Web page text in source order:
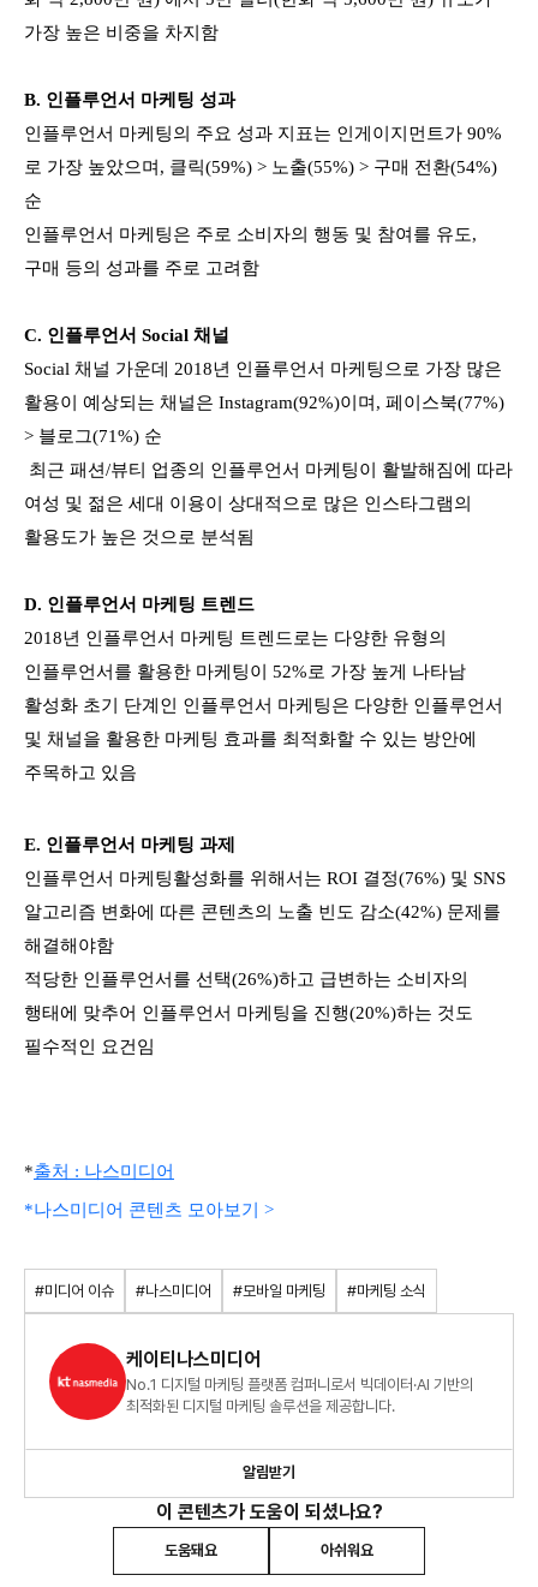
가장 높은 비중을 차지함
B. 인플루언서 마케팅 성과
인플루언서 마케팅의 주요 성과 지표는 인게이지먼트가 90%
로 가장 높았으며, 클릭(59%) > 노출(55%) > 구매 전환(54%)
순
인플루언서 마케팅은 주로 소비자의 행동 및 참여를 유도,
구매 등의 성과를 주로 고려함
C. 인플루언서 Social 채널
Social 채널 가운데 2018년 인플루언서 마케팅으로 가장 많은
활용이 예상되는 채널은 Instagram(92%)이며, 페이스북(77%)
> 블로그(71%) 순
최근 패션/뷰티 업종의 인플루언서 마케팅이 활발해짐에 따라
여성 및 젊은 세대 이용이 상대적으로 많은 인스타그램의
활용도가 높은 것으로 분석됨
D. 인플루언서 마케팅 트렌드
2018년 인플루언서 마케팅 트렌드로는 다양한 유형의
인플루언서를 활용한 마케팅이 52%로 가장 높게 나타남
활성화 초기 단계인 인플루언서 마케팅은 다양한 인플루언서
및 채널을 활용한 마케팅 효과를 최적화할 수 있는 방안에
주목하고 있음
E. 인플루언서 마케팅 과제
인플루언서 마케팅활성화를 위해서는 ROI 결정(76%) 및 SNS
알고리즘 변화에 따른 콘텐츠의 노출 빈도 감소(42%) 문제를
해결해야함
적당한 인플루언서를 선택(26%)하고 급변하는 소비자의
행태에 맞추어 인플루언서 마케팅을 진행(20%)하는 것도
필수적인 요건임
*출처 : 나스미디어
*나스미디어 콘텐츠 모아보기 >
#미디어 이슈 #나스미디어 #모바일 마케팅 #마케팅 소식
케이티나스미디어
No.1 디지털 마케팅 플랫폼 컴퍼니로서 빅데이터·AI 기반의
최적화된 디지털 마케팅 솔루션을 제공합니다.
알림받기
이 콘텐츠가 도움이 되셨나요?
도움돼요 아쉬워요